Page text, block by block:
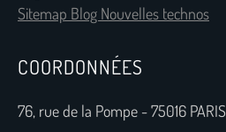
Sitemap Blog Nouvelles technos
COORDONNÉES
76, rue de la Pompe - 75016 PARIS